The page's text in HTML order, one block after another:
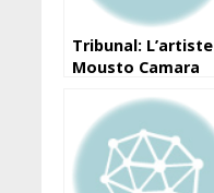
Tribunal: L’artiste
Mousto Camara